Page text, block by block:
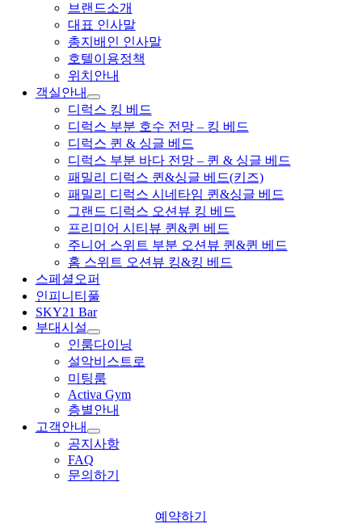
브랜드소개
대표 인사말
총지배인 인사말
호텔이용정책
위치안내
객실안내
디럭스 킹 베드
디럭스 부분 호수 전망 – 킹 베드
디럭스 퀸 & 싱글 베드
디럭스 부분 바다 전망 – 퀸 & 싱글 베드
패밀리 디럭스 퀸&싱글 베드(키즈)
패밀리 디럭스 시네타임 퀸&싱글 베드
그랜드 디럭스 오션뷰 킹 베드
프리미어 시티뷰 퀸&퀸 베드
주니어 스위트 부분 오션뷰 퀸&퀸 베드
홈 스위트 오션뷰 킹&킹 베드
스페셜오퍼
인피니티풀
SKY21 Bar
부대시설
인룸다이닝
설악비스트로
미팅룸
Activa Gym
층별안내
고객안내
공지사항
FAQ
문의하기
예약하기